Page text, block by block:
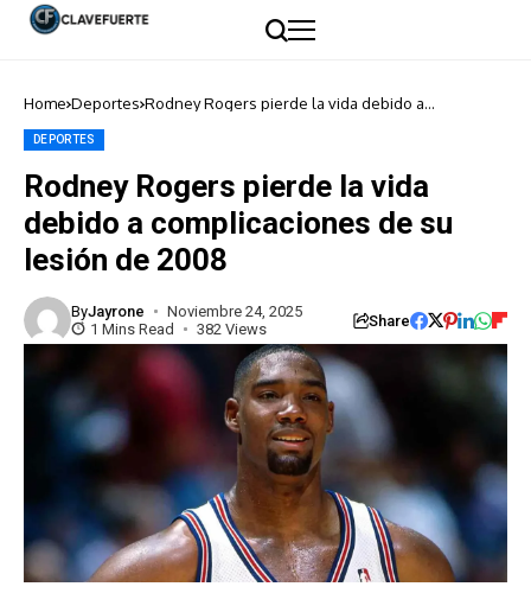
Home Deportes Rodney Rogers pierde la vida debido a
DEPORTES
Rodney Rogers pierde la vida
debido a complicaciones de su
lesión de 2008
ByJayrone
Noviembre 24, 2025
1 Mins Read
382 Views Share